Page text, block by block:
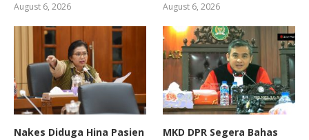
August 6, 2026 August 6, 2026
Nakes Diduga Hina Pasien
MKD DPR Segera Bahas